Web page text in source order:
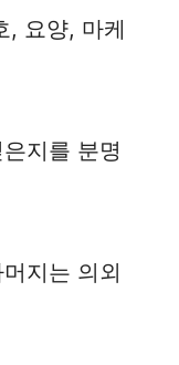
, 요양, 마케
지를 분명
지는 의외